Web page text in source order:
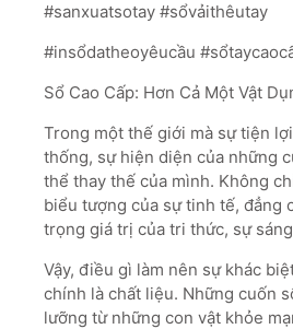
#sanxuatsotay #sổvảithêutay
#insổdatheoyêucầu
Sổ Cao Cấp: Hơn Cả Một Vật
Trong một thế giới mà sự tiện
thống, sự hiện diện của những
thể thay thế của mình. Không
biểu tượng của sự tinh tế, đẳng
trọng giá trị của tri thức, sự
Vậy, điều gì làm nên sự khác
chính là chất liệu. Những cuốn
lưỡng từ những con vật khỏe